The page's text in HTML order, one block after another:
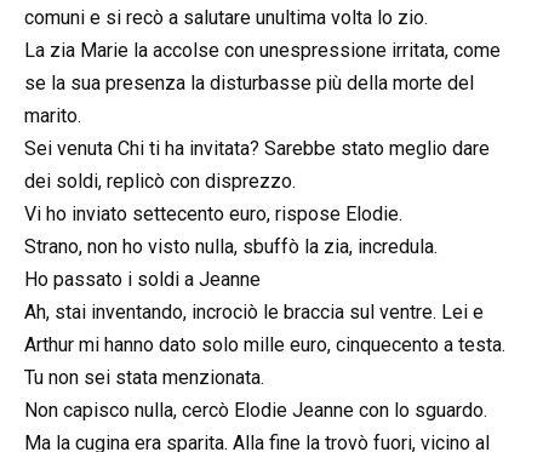
comuni e si recò a salutare unultima volta lo zio.
La zia Marie la accolse con unespressione irritata, come
se la sua presenza la disturbasse più della morte del
marito.
Sei venuta Chi ti ha invitata? Sarebbe stato meglio dare
dei soldi, replicò con disprezzo.
Vi ho inviato settecento euro, rispose Elodie.
Strano, non ho visto nulla, sbuffò la zia, incredula.
Ho passato i soldi a Jeanne
Ah, stai inventando, incrociò le braccia sul ventre. Lei e
Arthur mi hanno dato solo mille euro, cinquecento a testa.
Tu non sei stata menzionata.
Non capisco nulla, cercò Elodie Jeanne con lo sguardo.
Ma la cugina era sparita. Alla fine la trovò fuori, vicino al